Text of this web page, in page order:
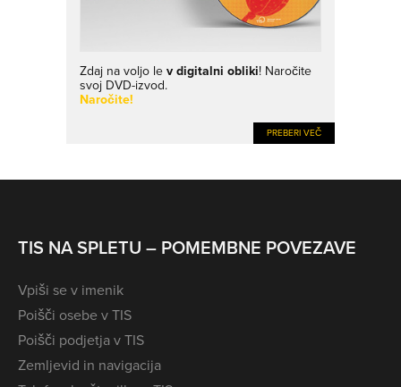
Zdaj na voljo lev digitalni obliki! Naročite
svoj DVD-izvod.
Naročite!
PREBERI VEČ
TIS NA SPLETU – POMEMBNE POVEZAVE
Vpiši se v imenik
Poišči osebe v TIS
Poišči podjetja v TIS
Zemljevid in navigacija